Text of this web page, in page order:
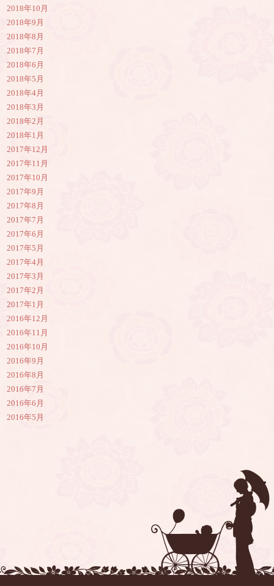
2018年10月
2018年9月
2018年8月
2018年7月
2018年6月
2018年5月
2018年4月
2018年3月
2018年2月
2018年1月
2017年12月
2017年11月
2017年10月
2017年9月
2017年8月
2017年7月
2017年6月
2017年5月
2017年4月
2017年3月
2017年2月
2017年1月
2016年12月
2016年11月
2016年10月
2016年9月
2016年8月
2016年7月
2016年6月
2016年5月